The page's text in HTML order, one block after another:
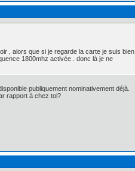
, alors que si je regarde la carte je suis bien
1800mhz activée . donc là je ne
publiquement nominativement déjà.
rapport à chez toi?